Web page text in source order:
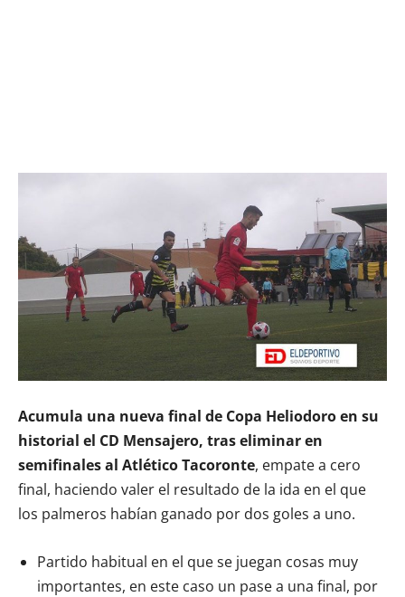
Acumula una nueva final de Copa Heliodoro en su
historial el CD Mensajero, tras eliminar en
semifinales al Atlético Tacoronte, empate a cero
final, haciendo valer el resultado de la ida en el que
los palmeros habían ganado por dos goles a uno.
Partido habitual en el que se juegan cosas muy
importantes, en este caso un pase a una final, por